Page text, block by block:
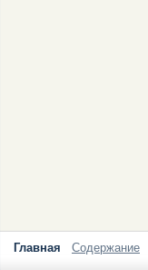
Главная Содержание